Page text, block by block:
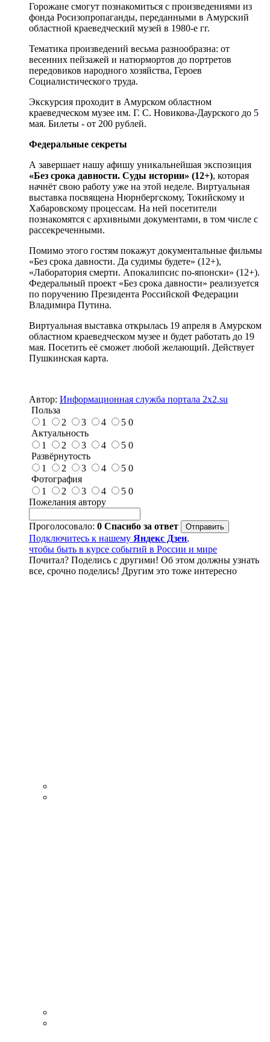
Горожане смогут познакомиться с произведениями из
фонда Росизопропаганды, переданными в Амурский
областной краеведческий музей в 1980-е гг.
Тематика произведений весьма разнообразна: от
весенних пейзажей и натюрмортов до портретов
передовиков народного хозяйства, Героев
Социалистического труда.
Экскурсия проходит в Амурском областном
краеведческом музее им. Г. С. Новикова-Даурского до 5
мая. Билеты - от 200 рублей.
Федеральные секреты
А завершает нашу афишу уникальнейшая экспозиция
«Без срока давности. Суды истории» (12+), которая
начнёт свою работу уже на этой неделе. Виртуальная
выставка посвящена Нюрнбергскому, Токийскому и
Хабаровскому процессам. На ней посетители
познакомятся с архивными документами, в том числе с
рассекреченными.
Помимо этого гостям покажут документальные фильмы
«Без срока давности. Да судимы будете» (12+),
«Лаборатория смерти. Апокалипсис по-японски» (12+).
Федеральный проект «Без срока давности» реализуется
по поручению Президента Российской Федерации
Владимира Путина.
Виртуальная выставка открылась 19 апреля в Амурском
областном краеведческом музее и будет работать до 19
мая. Посетить её сможет любой желающий. Действует
Пушкинская карта.
Автор: Информационная служба портала 2x2.su
Польза
1
2 3 4 5 0
Актуальность
1
2 3 4 5 0
Развёрнутость
1
2 3 4 5 0
Фотография
1
2 3 4 5 0
Пожелания автору
Проголосовало: 0 Спасибо за ответ
Подключитесь к нашему Яндекс Дзен,
чтобы быть в курсе событий в России и мире
Почитал? Поделись с другими! Об этом должны узнать
все, срочно поделись! Другим это тоже интересно